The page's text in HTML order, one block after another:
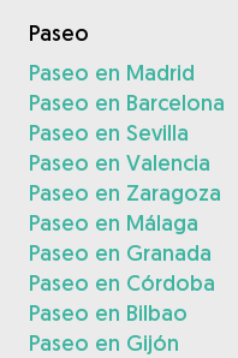
Paseo
Paseo en Madrid
Paseo en Barcelona
Paseo en Sevilla
Paseo en Valencia
Paseo en Zaragoza
Paseo en Málaga
Paseo en Granada
Paseo en Córdoba
Paseo en Bilbao
Paseo en Gijón